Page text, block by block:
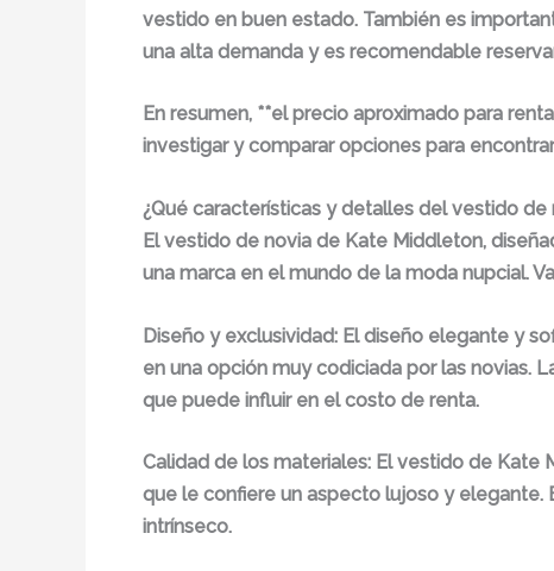
vestido en buen estado. También es
una alta demanda y es recomendable
En resumen, **el precio aproximado para
investigar y comparar opciones para
¿Qué características y detalles del vestido
El vestido de novia de Kate Middleton,
una marca en el mundo de la moda nupcial.
Diseño y exclusividad: El diseño elegante y
en una opción muy codiciada por las novias.
que puede influir en el costo de renta.
Calidad de los materiales: El vestido de Kate
que le confiere un aspecto lujoso y
intrínseco.